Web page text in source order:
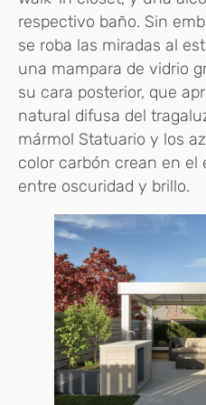
respectivo baño. Sin
se roba las miradas al
una mampara de vidrio
su cara posterior, que
natural difusa del
mármol Statuario y los
color carbón crean en el
entre oscuridad y brillo.